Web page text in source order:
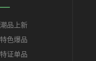
潮品上新
特色爆品
特证单品